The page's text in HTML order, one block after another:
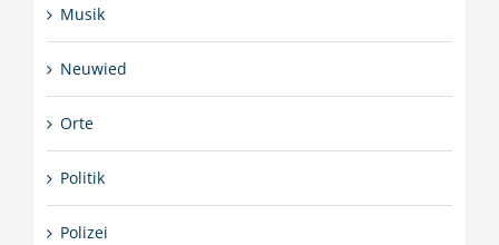
Musik
Neuwied
Orte
Politik
Polizei